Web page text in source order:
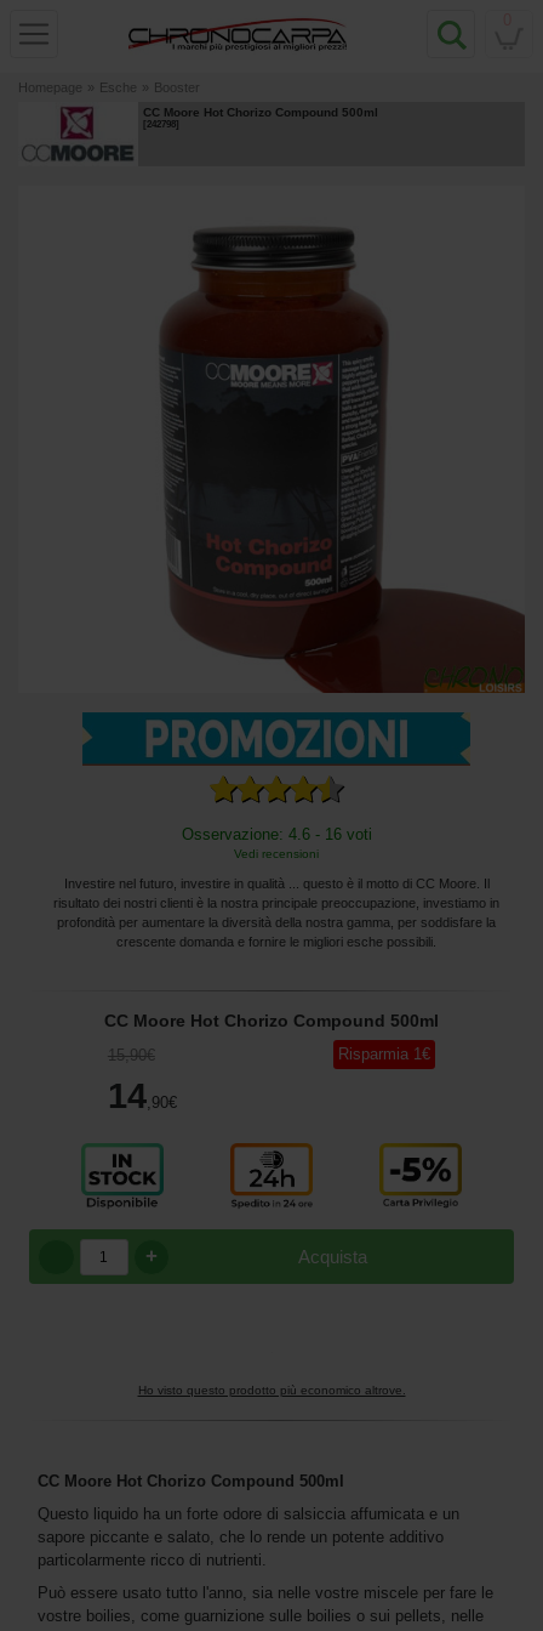
Homepage » Esche » Booster
CC Moore Hot Chorizo Compound 500ml
[242798]
Osservazione: 4.6 - 16 voti
Vedi recensioni
Investire nel futuro, investire in qualità ... questo è il motto di CC Moore. Il
risultato dei nostri clienti è la nostra principale preoccupazione, investiamo in
profondità per aumentare la diversità della nostra gamma, per soddisfare la
crescente domanda e fornire le migliori esche possibili.
CC Moore Hot Chorizo Compound 500ml
15,90€
14,90€
Risparmia 1€
Acquista
+
Ho visto questo prodotto più economico altrove.
CC Moore Hot Chorizo Compound 500ml
Questo liquido ha un forte odore di salsiccia affumicata e un
sapore piccante e salato, che lo rende un potente additivo
particolarmente ricco di nutrienti.
Può essere usato tutto l'anno, sia nelle vostre miscele per fare le
vostre boilies, come guarnizione sulle boilies o sui pellets, nelle